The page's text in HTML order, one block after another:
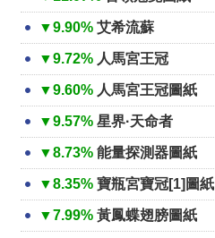
▼9.90% 艾希流蘇
▼9.72% 人馬宮王冠
▼9.60% 人馬宮王冠圖紙
▼9.57% 星界·天命者
▼8.73% 能量探測器圖紙
▼8.35% 寶瓶宮寶冠[1]圖紙
▼7.99% 黃鳳蝶翅膀圖紙